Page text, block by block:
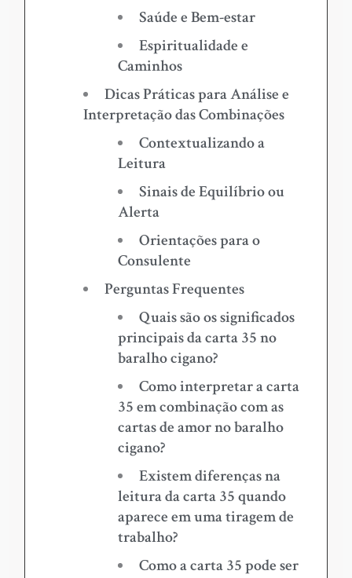
Saúde e Bem-estar
Espiritualidade e
Caminhos
Dicas Práticas para Análise e
Interpretação das Combinações
Contextualizando a
Leitura
Sinais de Equilíbrio ou
Alerta
Orientações para o
Consulente
Perguntas Frequentes
Quais são os significados
principais da carta 35 no
baralho cigano?
Como interpretar a carta
35 em combinação com as
cartas de amor no baralho
cigano?
Existem diferenças na
leitura da carta 35 quando
aparece em uma tiragem de
trabalho?
Como a carta 35 pode ser